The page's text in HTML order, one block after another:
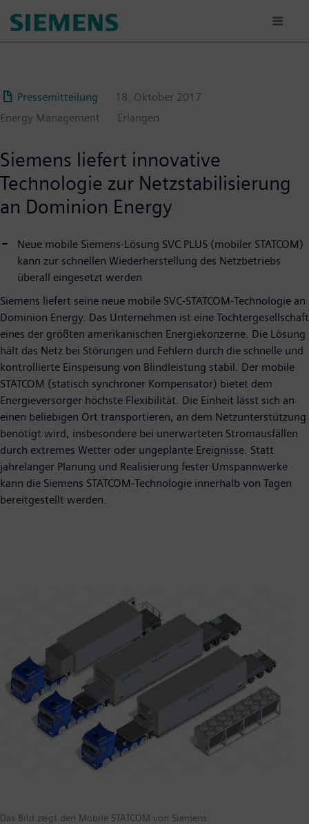
para
Pressemitteilung
18. Oktober 2017
Energy Management
Erlangen
Siemens liefert innovative
Technologie zur Netzstabilisierung
an Dominion Energy
Neue mobile Siemens-Lösung SVC PLUS (mobiler STATCOM)
kann zur schnellen Wiederherstellung des Netzbetriebs
überall eingesetzt werden
Siemens liefert seine neue mobile SVC-STATCOM-Technologie an
Dominion Energy. Das Unternehmen ist eine Tochtergesellschaft
eines der größten amerikanischen Energiekonzerne. Die Lösung
hält das Netz bei Störungen und Fehlern durch die schnelle und
kontrollierte Einspeisung von Blindleistung stabil. Der mobile
STATCOM (statisch synchroner Kompensator) bietet dem
Energieversorger höchste Flexibilität. Die Einheit lässt sich an
einen beliebigen Ort transportieren, an dem Netzunterstützung
benötigt wird, insbesondere bei unerwarteten Stromausfällen
durch extremes Wetter oder ungeplante Ereignisse. Statt
jahrelanger Planung und Realisierung fester Umspannwerke
kann die Siemens STATCOM-Technologie innerhalb von Tagen
bereitgestellt werden.
Das Bild zeigt den Mobile STATCOM von Siemens.